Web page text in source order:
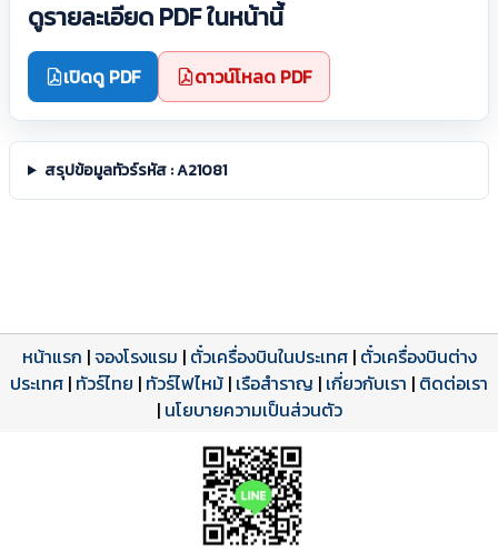
ดูรายละเอียด PDF ในหน้านี้
เปิดดู PDF ดาวน์โหลด PDF
สรุปข้อมูลทัวร์รหัส : A21081
โปรแกรมทัวร์
ดาวน์โหลด PDF
รีวิวลูกค้าจริง
รีวิวจาก eTravelWay
เปิดหน้าเต็ม
ใบอนุญาตนำเที่ยว
เลขที่ 11/11450
เปิดหน้าเต็ม
หน้าแรก |จองโรงแรม | ตั๋วเครื่องบินในประเทศ| ตั๋วเครื่องบินต่าง
ประเทศ | ทัวร์ไทย | ทัวร์ไฟไหม้ | เรือสำราญ | เกี่ยวกับเรา | ติดต่อเรา
| นโยบายความเป็นส่วนตัว